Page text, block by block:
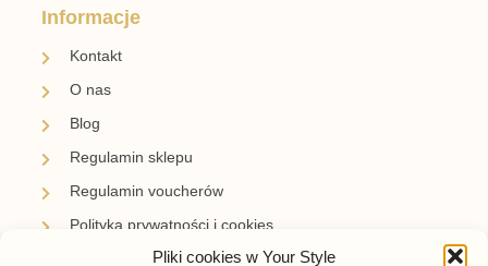
Pliki cookies w Your Style
Informacje
Kontakt
O nas
Blog
Regulamin sklepu
Regulamin voucherów
Polityka prywatności i cookies